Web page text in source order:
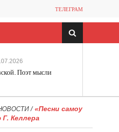
ТЕЛЕГРАМ
Поэт мысли
/ «Песни самоу
Келлера